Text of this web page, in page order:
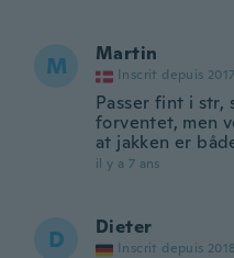
M Martin
Inscrit depuis 2017
Passer fint i
forventet, men
at jakken er
il y a 7 ans
D Dieter
Inscrit depuis 2018